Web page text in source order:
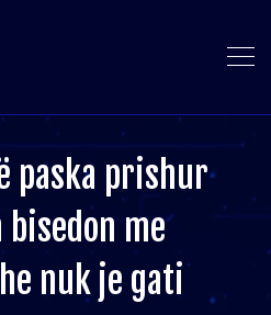
paska prishur
bisedon me
nuk je gati